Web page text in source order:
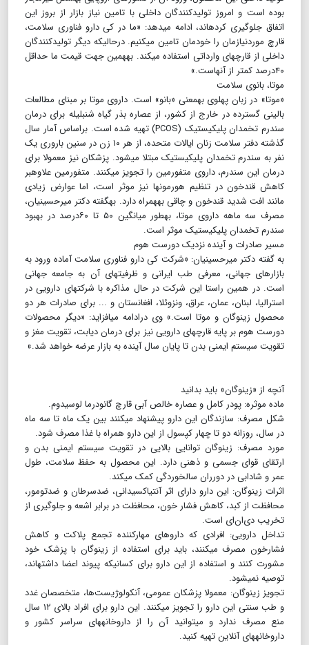
بوده است و امروز تولیدکنندگان داخلی با تامین نیاز بازار از بروز این
اتفاق جلوگیری کرده‎اند، ادامه می‎دهد: «ما در کی دارو فناوری سلامت،
قارچ موردنیازمان را خودمان تامین می‎کنیم. درحالی‎که دیگر تولیدکنندگان
داخلی از قارچ‎های وارداتی استفاده می‎کند. به‎همین جهت قیمت ما حداقل
۴۰درصد کمتر از آنهاست.»
موتا، بانوی سلامت
«موتا» در زبان پهلوی به‎معنی «بانو» است. داروی موتا بر مبنای مطالعات
بالینی گسترده در خارج از کشور، از عصاره بذر گیاه شنبلیله برای درمان
سندرم تخمدان پلی‎کیستیک (PCOS) تهیه شده است. براساس آمار سال
گذشته دفتر سلامت زنان ایالات متحده، از هر ۱۰ زن در سنین باروری یک
نفر به سندرم تخمدان پلی‎کیستیک مبتلا می‎شود. پزشکان نیز معمولا برای
درمان این سندرم، داروی متفورمین را تجویز می‎کنند. متفورمین علاوه‎بر
کاهش قندخون در تنظیم هورمون‎ها نیز موثر است، اما عوارض زیادی
مانند افت شدید قندخون و چاقی به‎همراه دارد. به‎گفته دکتر میرحسینیان،
مصرف سه ماهه داروی موتا، به‎طور میانگین ۵۰ تا ۶۰درصد در بهبود
سندرم تخمدان پلی‎کیستیک موثر است.
مسیر صادرات و آینده نزدیک دورست هوم
به گفته دکتر میرحسینیان: «شرکت کی دارو فناوری سلامت آماده ورود به
بازارهای جهانی، معرفی طب ایرانی و ظرفیت‎های آن به جامعه جهانی
است. در همین راستا این شرکت در حال مذاکره با شرکت‎های دارویی در
استرالیا، لبنان، عمان، عراق، ونزوئلا، افغانستان و ... برای صادرات هر دو
محصول زینوگان و موتا است.» وی درادامه می‎افزاید: «دیگر محصولات
دورست هوم بر پایه قارچ‎های دارویی نیز برای درمان دیابت، تقویت مغز و
تقویت سیستم ایمنی بدن تا پایان سال آینده به بازار عرضه خواهد شد.»
آنچه از «زینوگان» باید بدانید
ماده موثره: پودر کامل و عصاره خالص آبی قارچ گانودرما لوسیدوم.
شکل مصرف: سازندگان این دارو پیشنهاد می‎کنند بین یک ماه تا سه ماه
در سال، روزانه دو تا چهار کپسول از این دارو همراه با غذا مصرف شود.
مورد مصرف: زینوگان توانایی بالایی در تقویت سیستم ایمنی بدن و
ارتقای قوای جسمی و ذهنی دارد. این محصول به حفظ سلامت‌، طول
عمر و شادابی در دورران سالخوردگی کمک می‎کند.
اثرات زینوگان: این دارو دارای اثر آنتی‎اکسیدانی، ضدسرطان و ضدتومور،
محافظت از کبد، کاهش فشار خون، محافظت در برابر اشعه و جلوگیری از
تخریب دی‌ان‌ای است.
تداخل دارویی: افرادی که داروهای مهارکننده تجمع پلاکت و کاهش
فشارخون مصرف می‎کنند، باید برای استفاده از زینوگان با پزشک خود
مشورت کنند و استفاده از این دارو برای کسانی‎که پیوند اعضا داشته‎اند،
توصیه نمی‎شود.
تجویز زینوگان: معمولا پزشکان عمومی، آنکولوژیست‌ها، متخصصان غدد
و طب سنتی این دارو را تجویز می‎کنند. این دارو برای افراد بالای ۱۲ سال
منع مصرف ندارد و می‎توانید آن را از داروخانه‎های سراسر کشور و
داروخانه‎های آنلاین تهیه کنید.